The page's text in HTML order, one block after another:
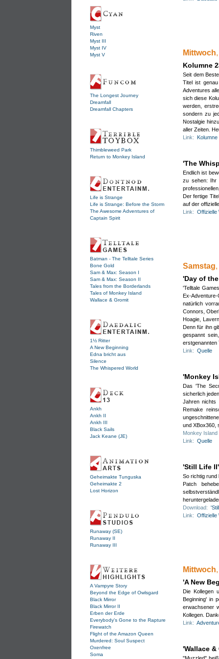
Myst
Riven
Myst III
Myst IV
Myst V
The Longest Journey
Dreamfall
Dreamfall Chapters
Thimbleweed Park
Return to Monkey Island
Life is Strange
Life is Strange: Before the Storm
The Awesome Adventures of
Captain Spirit
Batman - The Telltale Series
Bone Gold
Sam & Max: Season I
Sam & Max: Season II
Tales from the Borderlands
Tales of Monkey Island
Wallace & Gromit
1½ Ritter
A New Beginning
Edna bricht aus
Silence
The Whispered World
Ankh
Ankh II
Ankh III
Black Sails
Jack Keane (JE)
Geheimakte Tunguska
Geheimakte 2
Lost Horizon
Runaway (SE)
Runaway II
Runaway III
A Vampyre Story
Beyond the Edge of Owlsgard
Black Mirror
Black Mirror II
Erben der Erde
Everybody's Gone to the Rapture
Firewatch
Flight of the Amazon Queen
Murdered: Soul Suspect
Oxenfree
Soma
Ich
An
So
Ich
.
So
Du
Mittwoch
Kolumne
Seit dem
Titel ist
Adventures
sich diese
werden,
sondern zu
Nostalgie
aller Zeiten.
Link:
'The
Endlich ist
zu sehen: Ihr
Der fertige
auf der
Link: Offizielle
Du
Samstag
'Day of
'Telltale
Ex-Adventure-
natürlich
Connors,
Hoagie,
Denn für ihn
gespannt
erstgenannten
Link: Quelle
'Monkey
Das 'The
sicherlich
Jahren nichts
Remake
und XBox360,
Monkey
Link: Quelle
'Still Life
So richtig rund
Patch
Download:
Link: Offizielle
Oh
Mittwoch
'A New
Die Kollegen
Beginning' in
erwachsener
Kollegen.
Link:
'Wallace